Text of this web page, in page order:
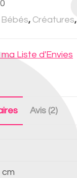
Bébés, Créatures,
Liste d'Envies
Avis (2)
cm